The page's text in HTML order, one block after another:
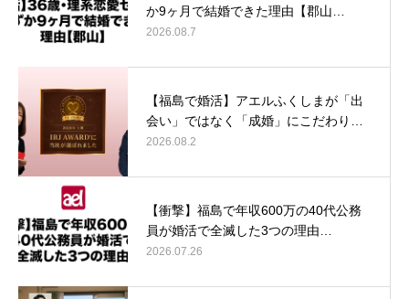
か9ヶ月で結婚できた理由【郡山…
2026.08.7
【福島で婚活】アエルふくしまが「出
会い」ではなく「成婚」にこだわり…
2026.08.2
【衝撃】福島で年収600万の40代公務
員が婚活で全滅した3つの理由…
2026.07.26